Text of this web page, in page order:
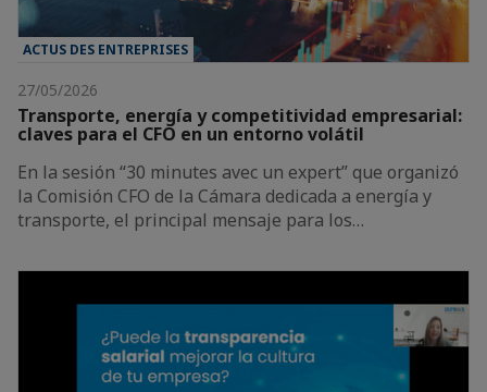
ACTUS DES ENTREPRISES
27/05/2026
Transporte, energía y competitividad empresarial:
claves para el CFO en un entorno volátil
En la sesión “30 minutes avec un expert” que organizó
la Comisión CFO de la Cámara dedicada a energía y
transporte, el principal mensaje para los…